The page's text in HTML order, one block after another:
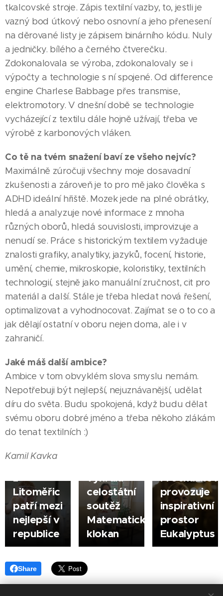
tkalcovské stroje. Zápis textilní vazby, to, jestli je
vazný bod útkový nebo osnovní a jeho přenesení
na děrované listy je zápisem binárního kódu. Nuly
a jedničky. bílého a černého čtverečku.
Zdokonalovala se výroba, zdokonalovaly se i
výpočty a technologie s ní spojené. Od difference
engine Charlese Babbage přes transmise,
elektromotory. V dnešní době se technologie
vycházející z textilu dále hojně užívají, třeba ve
výrobě z karbonových vláken.
Co tě na tvém snažení baví ze všeho nejvíc?
Maximálně zúročuji všechny moje dosavadní
zkušenosti a zároveň je to pro mě jako člověka s
ADHD ideální hřiště. Mozek jede na plné obrátky,
hledá a analyzuje nové informace z mnoha
různých oborů, hledá souvislosti, improvizuje a
nenudí se. Práce s historickým textilem vyžaduje
znalosti grafiky, analytiky, jazyků, focení, historie,
umění, chemie, mikroskopie, koloristiky, textilních
technologií, stejně jako manuální zručnost, cit pro
materiál a další. Stále je třeba hledat nová řešení,
optimalizovat a vyhodnocovat. Zajímat se o to co a
jak dělají ostatní v oboru nejen doma, ale i v
zahraničí.
Jaké máš další ambice?
Ambice v tom obvyklém slova smyslu nemám.
Nepotřebuji být nejlepší, nejuznávanější, udělat
díru do světa. Budu spokojená, když budu dělat
svému oboru dobré jméno a třeba někoho zlákám
do tenat textilních :)
Kamil Kavka
27.06.2026
LITOMĚŘICE
| Mladý
chemik
z
Litoměřic
patří mezi
nejlepší v
republice
12.06.2026
LITOMĚŘICE
vyhrála
celostátní
soutěž
Matematický
klokan
03.06.2026
LITOMĚŘICE
provozuje
inspirativní
prostor
Eukalyptus
Share